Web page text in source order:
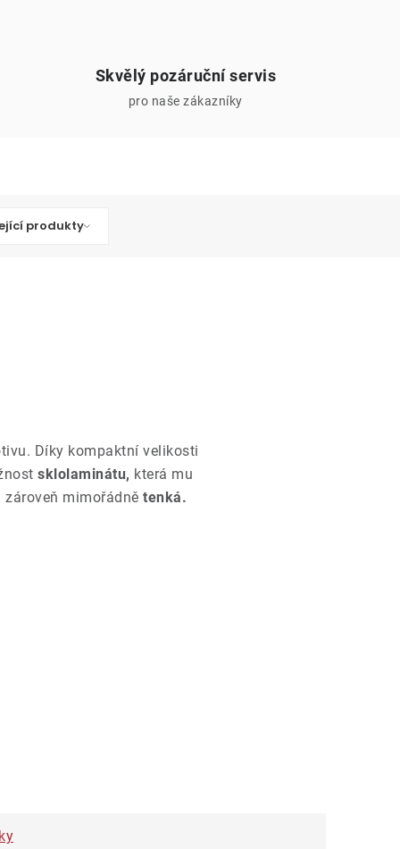
Skvělý pozáruční servis
pro naše zákazníky
produkty
Díky kompaktní velikosti
sklolaminátu, která mu
zároveň mimořádně tenká.